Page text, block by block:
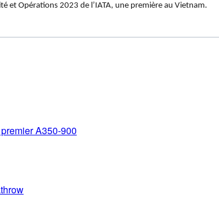
et Opérations 2023 de l’IATA, une première au Vietnam.
A350-900